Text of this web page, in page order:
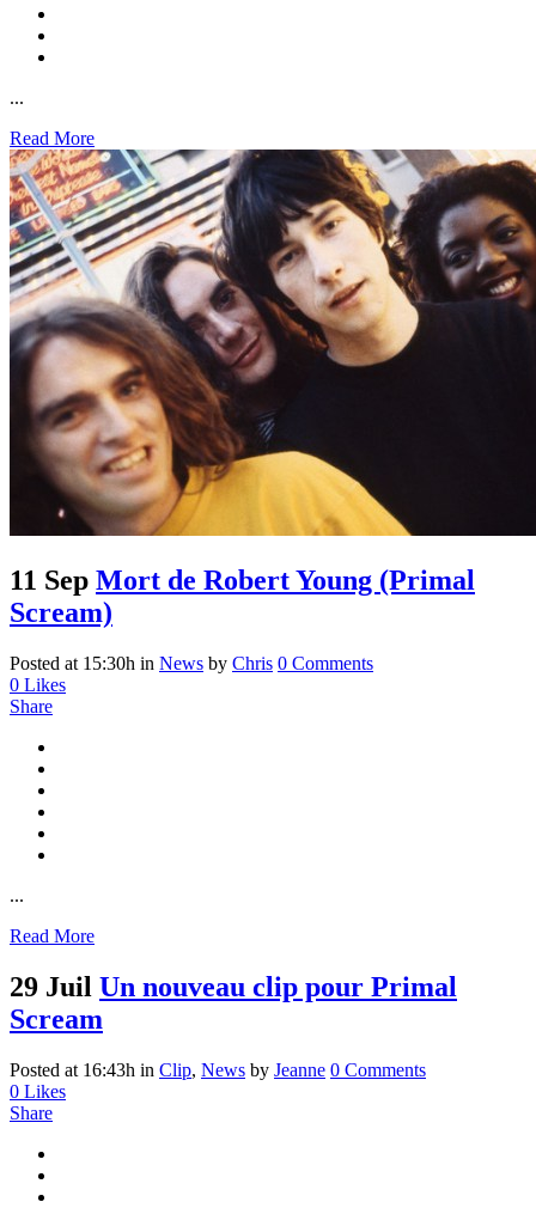
...
Read More
11 Sep Mort de Robert Young (Primal
Scream)
Posted at 15:30h in News by Chris 0 Comments
0 Likes
Share
...
Read More
29 Juil Un nouveau clip pour Primal
Scream
Posted at 16:43h in Clip, News by Jeanne 0 Comments
0 Likes
Share